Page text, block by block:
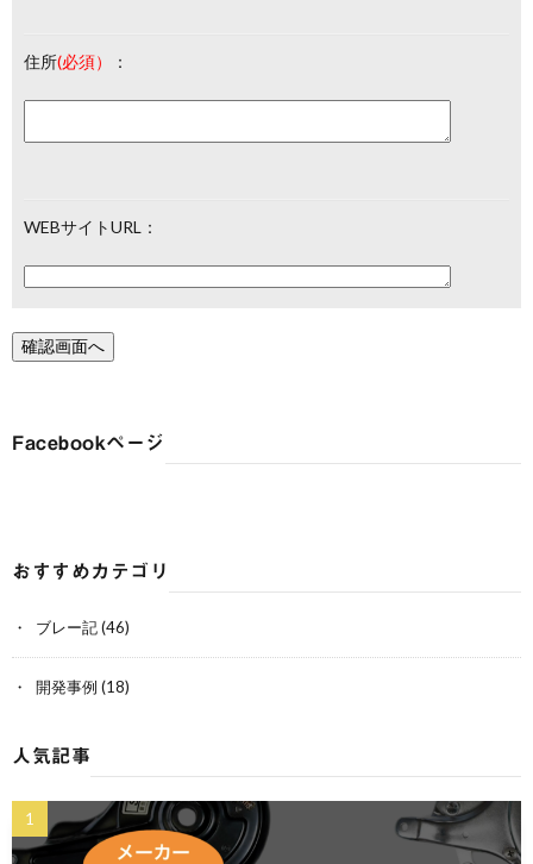
住所(必須） ：
WEBサイトURL：
Facebookページ
おすすめカテゴリ
ブレー記(46)
開発事例 (18)
人気記事